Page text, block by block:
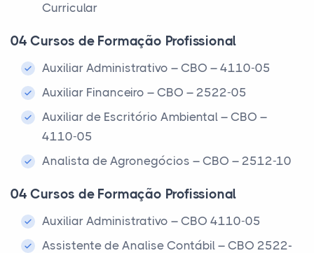
Curricular
04 Cursos de Formação Profissional
Auxiliar Administrativo – CBO – 4110-05
Auxiliar Financeiro – CBO – 2522-05
Auxiliar de Escritório Ambiental – CBO –
4110-05
Analista de Agronegócios – CBO – 2512-10
04 Cursos de Formação Profissional
Auxiliar Administrativo – CBO 4110-05
Assistente de Analise Contábil – CBO 2522-